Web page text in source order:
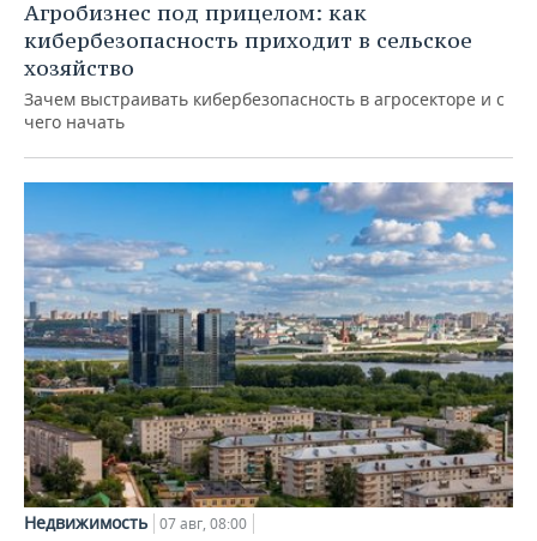
Агробизнес под прицелом: как
кибербезопасность приходит в сельское
хозяйство
Зачем выстраивать кибербезопасность в агросекторе и с
чего начать
Недвижимость 07 авг, 08:00